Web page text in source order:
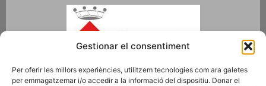
Gestionar el consentiment
Per oferir les millors experiències, utilitzem tecnologies com ara galetes
per emmagatzemar i/o accedir a la informació del dispositiu. Donar el